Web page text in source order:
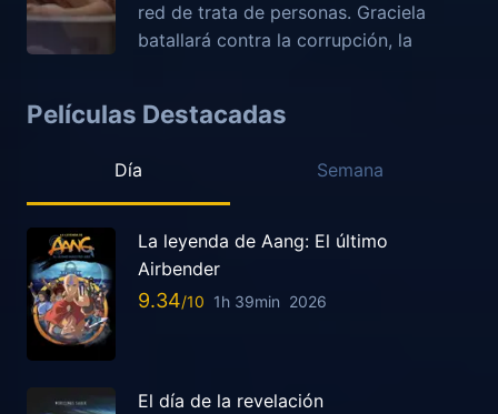
red de trata de personas. Graciela
batallará contra la corrupción, la
Películas Destacadas
Día Semana
La leyenda de Aang: El último
Airbender
9.34 1h 39min 2026
El día de la revelación